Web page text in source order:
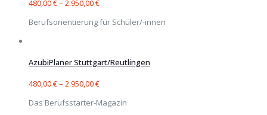
480,00€– 2.950,00€
Berufsorientierung für Schüler/-innen
AzubiPlaner Stuttgart/Reutlingen
480,00€– 2.950,00€
Das Berufsstarter-Magazin